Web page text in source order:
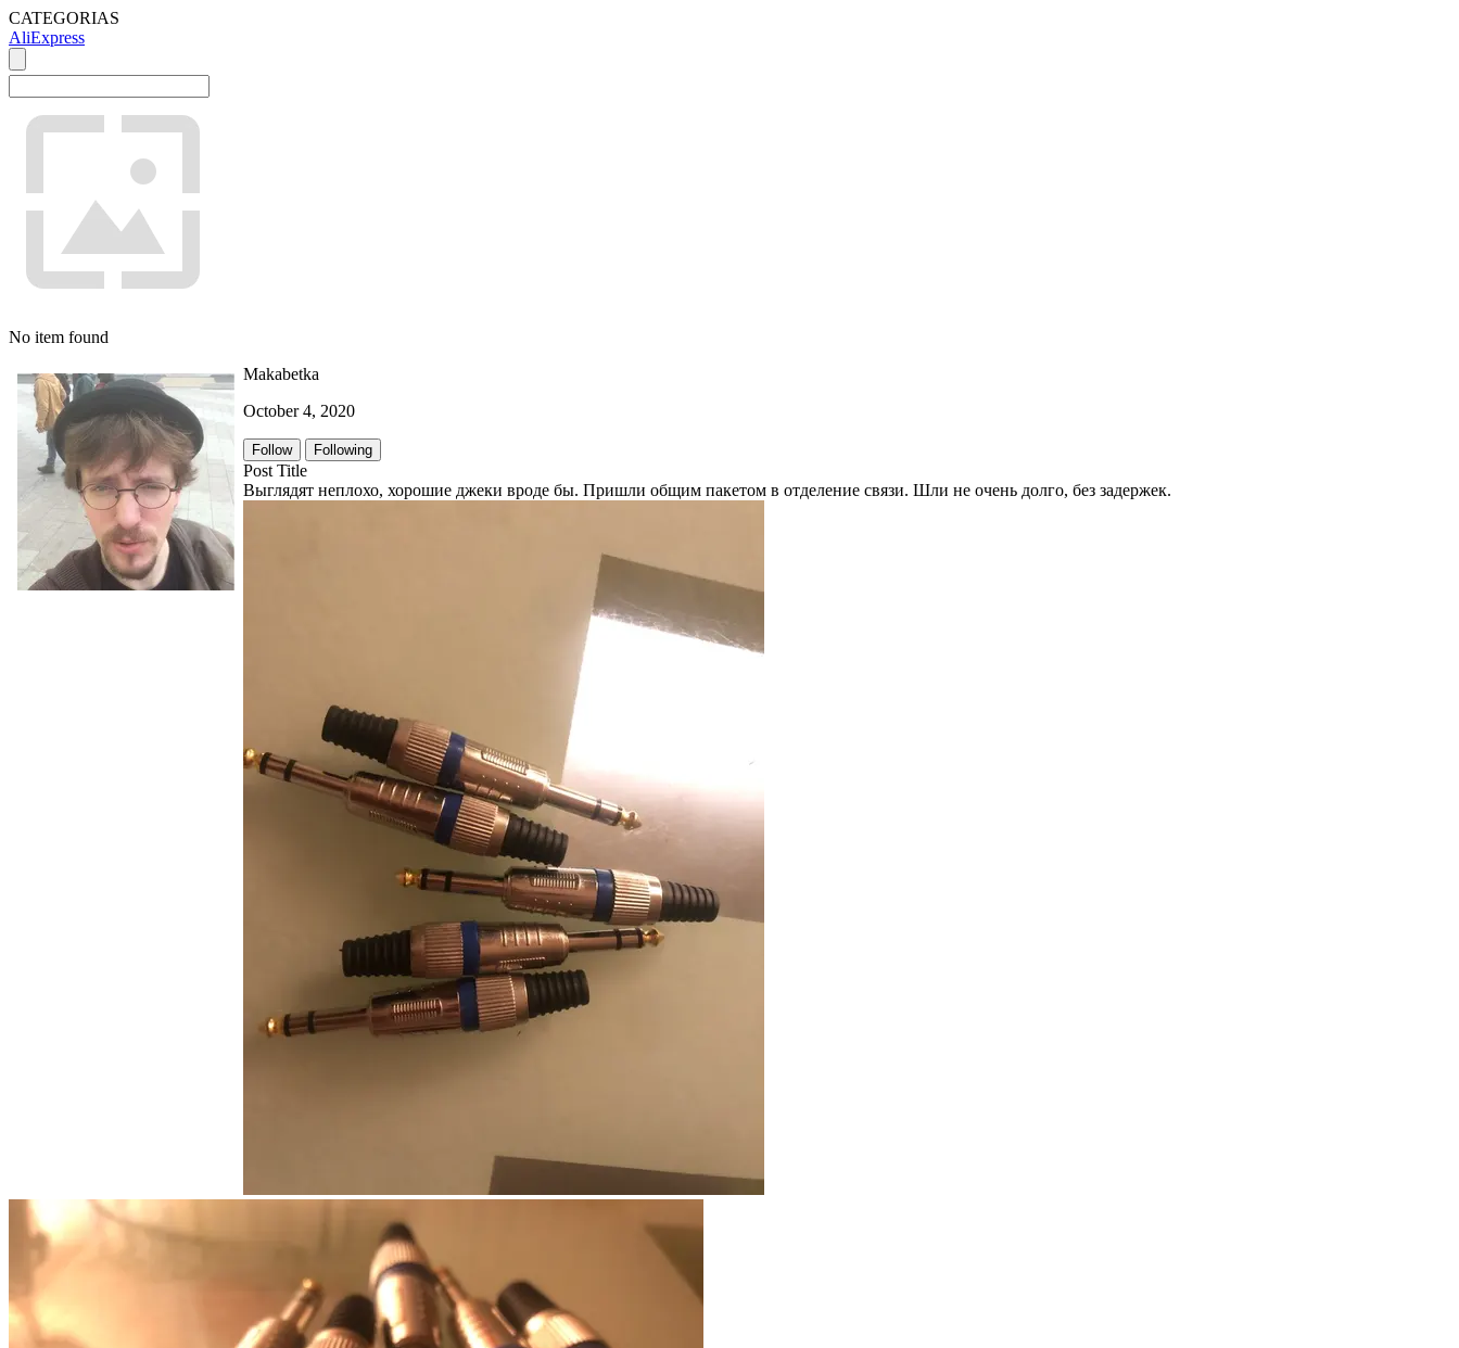
CATEGORIAS
AliExpress
No item found
Makabetka
October 4, 2020
Follow Following
Post Title
Выглядят неплохо, хорошие джеки вроде бы. Пришли общим пакетом в отделение связи. Шли не очень долго, без задержек.